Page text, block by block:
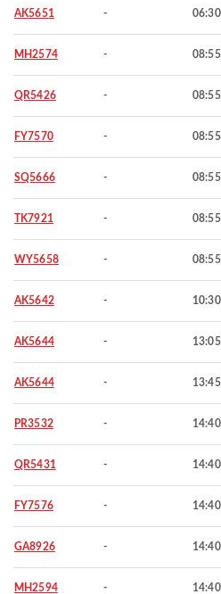
AK5651 - 06:30
MH2574 - 08:55
QR5426 - 08:55
FY7570 - 08:55
SQ5666 - 08:55
TK7921 - 08:55
WY5658 - 08:55
AK5642 - 10:30
AK5644 - 13:05
AK5644 - 13:45
PR3532 - 14:40
QR5431 - 14:40
FY7576 - 14:40
GA8926 - 14:40
MH2594 - 14:40